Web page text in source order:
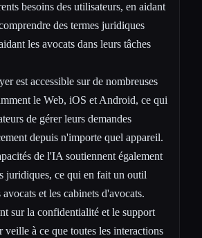
besoins des utilisateurs, en aidant
des termes juridiques
les avocats dans leurs tâches
est accessible sur de nombreuses
le Web, iOS et Android, ce qui
de gérer leurs demandes
depuis n'importe quel appareil.
de l'IA soutiennent également
juridiques, ce qui en fait un outil
et les cabinets d'avocats.
sur la confidentialité et le support
à ce que toutes les interactions